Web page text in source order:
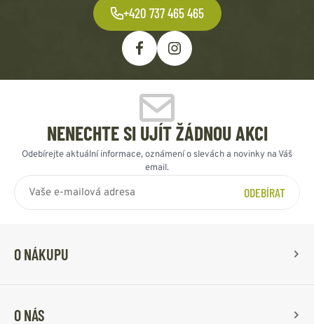
+420 737 465 465
NENECHTE SI UJÍT ŽÁDNOU AKCI
Odebírejte aktuální informace, oznámení o slevách a novinky na Váš
email.
ODEBÍRAT
O NÁKUPU
O NÁS